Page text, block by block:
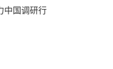
中国调研行